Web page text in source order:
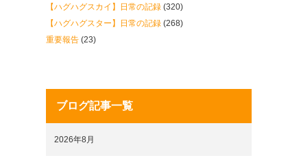
【ハグハグスカイ】日常の記録 (320)
【ハグハグスター】日常の記録 (268)
重要報告 (23)
ブログ記事一覧
2026年8月